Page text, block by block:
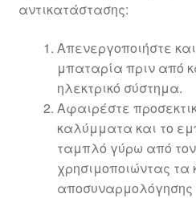
αντικατάστασης:
Απενεργοποιήστε
μπαταρία πριν από
ηλεκτρικό σύστημα.
Αφαιρέστε
καλύμματα και το
ταμπλό γύρω από τον
χρησιμοποιώντας